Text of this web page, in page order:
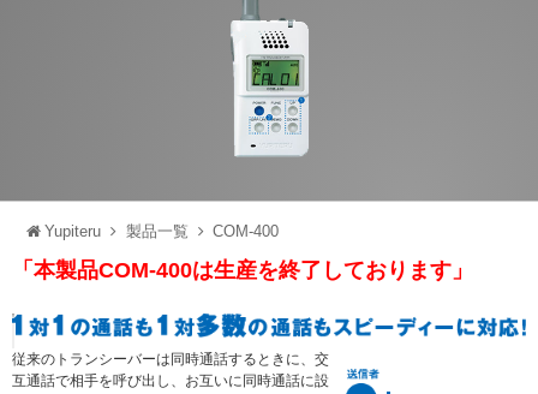
Yupiteru 製品一覧 COM-400
「本製品COM-400は生産を終了しております」
従来のトランシーバーは同時通話するときに、交
互通話で相手を呼び出し、お互いに同時通話に設